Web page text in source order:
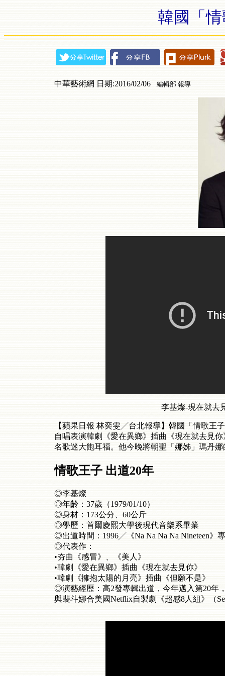
韓國「
中華藝術網 日期:2016/02/06 編輯部 報導
李基燦-現在就去
【蘋果日報 林奕雯╱台北報導】韓國「情歌王
自唱表演韓劇《愛在異鄉》插曲《現在就去見
名歌迷大飽耳福。他今晚將朝聖「娜姊」瑪丹
情歌王子 出道20年
◎李基燦
◎年齡：37歲（1979/01/10）
◎身材：173公分、60公斤
◎學歷：首爾慶熙大學後現代音樂系畢業
◎出道時間：1996╱《Na Na Na Na Nineteen》
◎代表作：
•夯曲《感冒》、《美人》
•韓劇《愛在異鄉》插曲《現在就去見你》
•韓劇《擁抱太陽的月亮》插曲《但願不是》
◎演藝經歷：高2發專輯出道，今年邁入第20年
與裴斗娜合美國Netflix自製劇《超感8人組》（